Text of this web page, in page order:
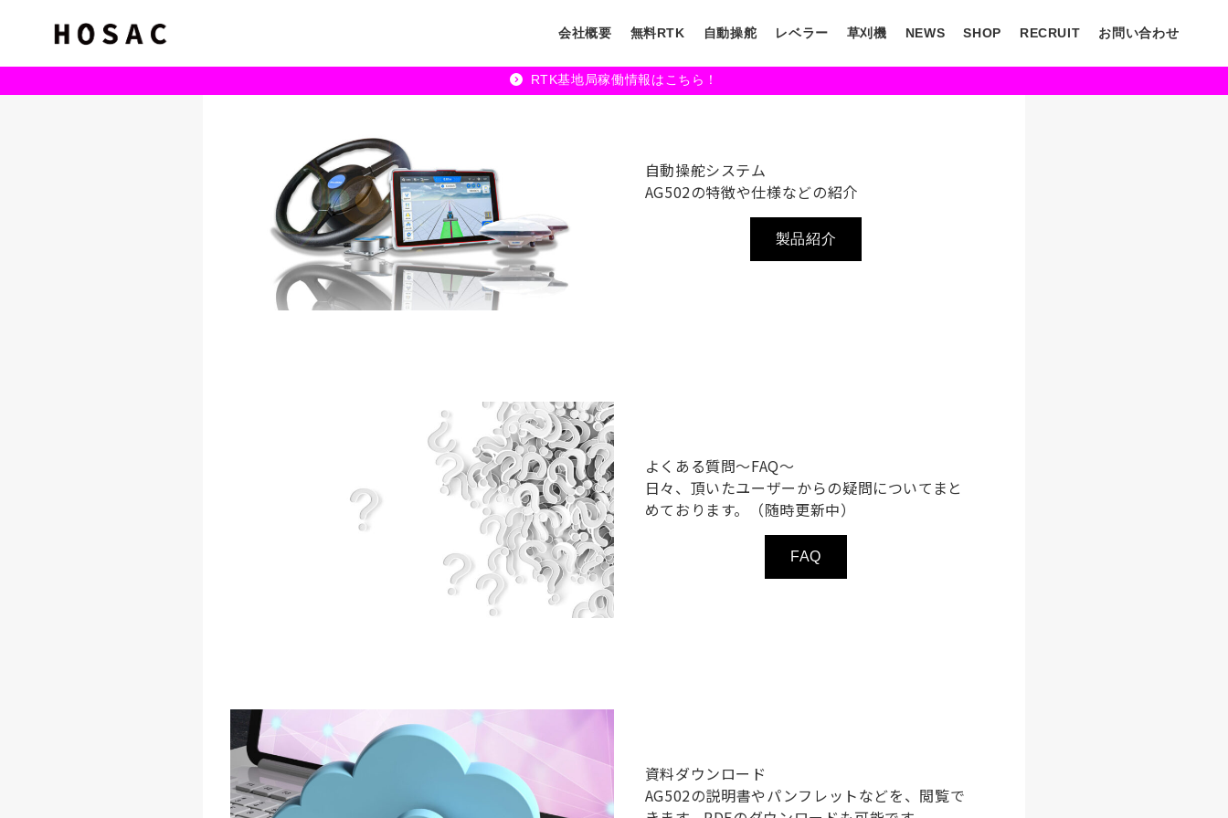
会社概要 無料RTK 自動操舵 レベラー 草刈機 NEWS SHOP RECRUIT お問い合わせ
RTK基地局稼働情報はこちら！
自動操舵システム
AG502の特徴や仕様などの紹介
製品紹介
よくある質問〜FAQ〜
日々、頂いたユーザーからの疑問についてまと
めております。（随時更新中）
FAQ
資料ダウンロード
AG502の説明書やパンフレットなどを、閲覧で